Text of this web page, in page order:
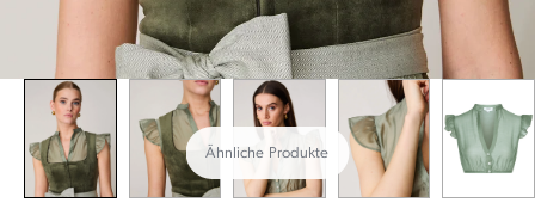
Ähnliche Produkte